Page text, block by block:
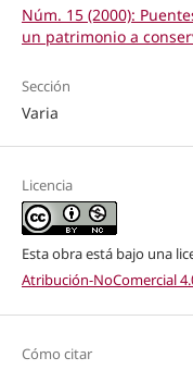
Núm. 15 (2000):
un patrimonio a
Sección
Varia
Licencia
Esta obra está bajo una
Atribución-NoComercial
Cómo citar